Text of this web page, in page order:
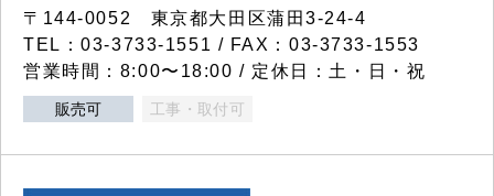
〒144-0052 東京都大田区蒲田3-24-4
TEL：03-3733-1551 / FAX：03-3733-1553
営業時間：8:00〜18:00 / 定休日：土・日・祝
販売可 工事・取付可